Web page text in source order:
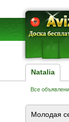
Natalia
Все
Молодая